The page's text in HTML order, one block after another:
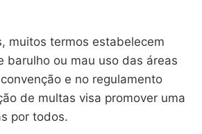
muitos termos estabelecem
barulho ou mau uso das áreas
e no regulamento
de multas visa promover uma
por todos.